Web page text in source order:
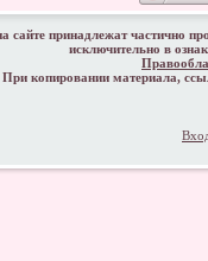
принадлежат частично
исключительно в
При копировании материала,